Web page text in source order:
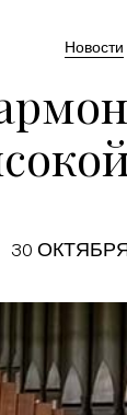
Новости
30